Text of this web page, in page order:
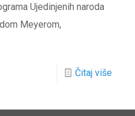
Ujedinjenih naroda
Meyerom,
Čitaj više